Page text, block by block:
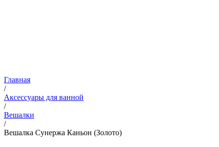
Главная
/
Аксессуары для ванной
/
Вешалки
/
Вешалка Сунержа Каньон (Золото)